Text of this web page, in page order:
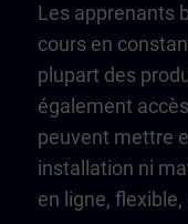
Les apprenants
cours en
plupart des
également
peuvent mettre
installation ni
en ligne,